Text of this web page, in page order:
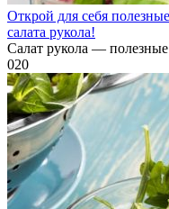
Открой для себя
салата рукола!
Салат рукола —
020